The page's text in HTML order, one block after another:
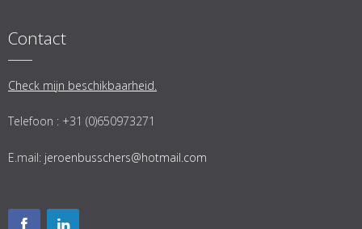
Contact
Check mijn beschikbaarheid.
Telefoon : +31 (0)650973271
E.mail: jeroenbusschers@hotmail.com